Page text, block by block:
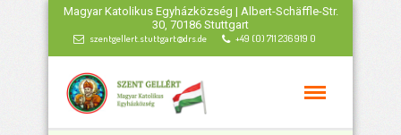
Magyar Katolikus Egyházközség | Albert-Schäffle-Str.
30, 70186 Stuttgart
szentgellert.stuttgart@drs.de +49 (0) 711 236 919 0